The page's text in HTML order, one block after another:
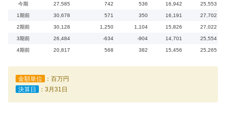
今期 27,585 742 536 16,942 25,553
1期前 30,678 571 350 16,191 27,702
2期前 30,128 1,250 1,104 15,826 27,022
3期前 26,484 -634 -904 14,701 25,554
4期前 20,817 568 382 15,456 25,265
金額単位
：百万円
決算日
：3月31日